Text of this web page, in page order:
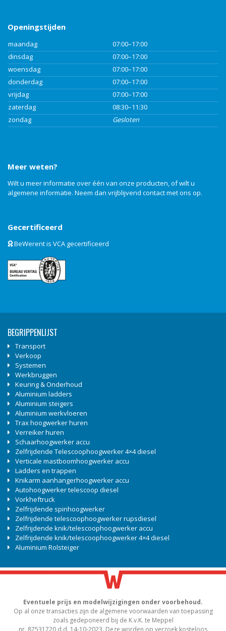
Openingstijden
maandag
07:00–17:00
dinsdag
07:00–17:00
woensdag
07:00–17:00
donderdag
07:00–17:00
vrijdag
07:00–17:00
zaterdag
08:30–11:30
zondag
Gesloten
Meer weten?
Wilt u meer informatie over één van onze producten, of wilt u
algemene informatie. Neem dan vrijblijvend contactmet ons op.
Gecertificeerd
BeWerent is VCA gecertificeerd
BEGRIPPENLIJST
Transport
Verkoop
Systemen
Werkbruggen
Keuring & Onderhoud
Aluminium ladders
Aluminium steigers
Aluminium werkvloeren
Trax hoogwerker huren
Verreiker huren
Schaarhoogwerker accu
Zelfrijdende Telescoophoogwerker 4×4 diesel
Verticale mastboomhoogwerker accu
Ladders en trappen
Knikarm aanhangerhoogwerker accu
Autohoogwerker telescoop diesel
Vorkheftruck
Zelfrijdende spinhoogwerker
Zelfrijdende telescoophoogwerker rupsdiesel
Zelfrijdende knik/telescoophoogwerker accu
Zelfrijdende knik/telescoophoogwerker 4×4 diesel
Aluminium Rolsteiger
Eventuele prijs en modelwijzigingen onder voorbehoud.
Op al onze transacties zijn de algemene voorwaarden van toepassing
zoals gedeponeerd bij de K.v.K. te Meppel
nr. 87531720 d.d. 14-10-2023. Deze worden op verzoek kosteloos